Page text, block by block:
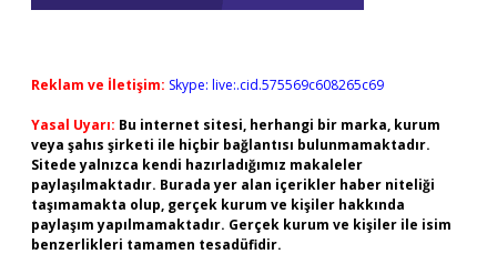
Reklam ve İletişim: Skype: live:.cid.575569c608265c69
Yasal Uyarı: Bu internet sitesi, herhangi bir marka, kurum
veya şahıs şirketi ile hiçbir bağlantısı bulunmamaktadır.
Sitede yalnızca kendi hazırladığımız makaleler
paylaşılmaktadır. Burada yer alan içerikler haber niteliği
taşımamakta olup, gerçek kurum ve kişiler hakkında
paylaşım yapılmamaktadır. Gerçek kurum ve kişiler ile isim
benzerlikleri tamamen tesadüfidir.